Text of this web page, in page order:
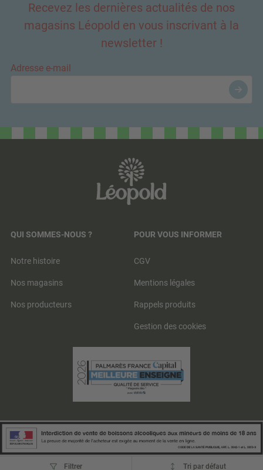
Filtrer Tri par défaut
Recevez les dernières actualités de nos
magasins Léopold en vous inscrivant à la
newsletter !
Adresse e-mail
QUI SOMMES-NOUS ?
Notre histoire
Nos magasins
Nos producteurs
POUR VOUS INFORMER
CGV
Mentions légales
Rappels produits
Gestion des cookies